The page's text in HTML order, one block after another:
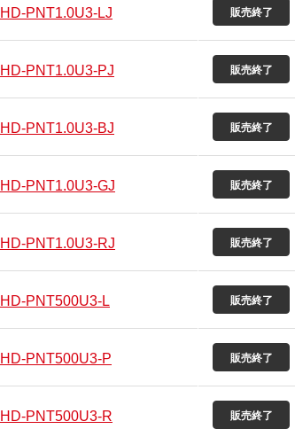
HD-PNT1.0U3-LJ
HD-PNT1.0U3-PJ
HD-PNT1.0U3-BJ
HD-PNT1.0U3-GJ
HD-PNT1.0U3-RJ
HD-PNT500U3-L
HD-PNT500U3-P
HD-PNT500U3-R